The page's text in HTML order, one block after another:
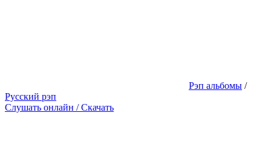
Рэп альбомы /
Русский рэп
Слушать онлайн / Скачать